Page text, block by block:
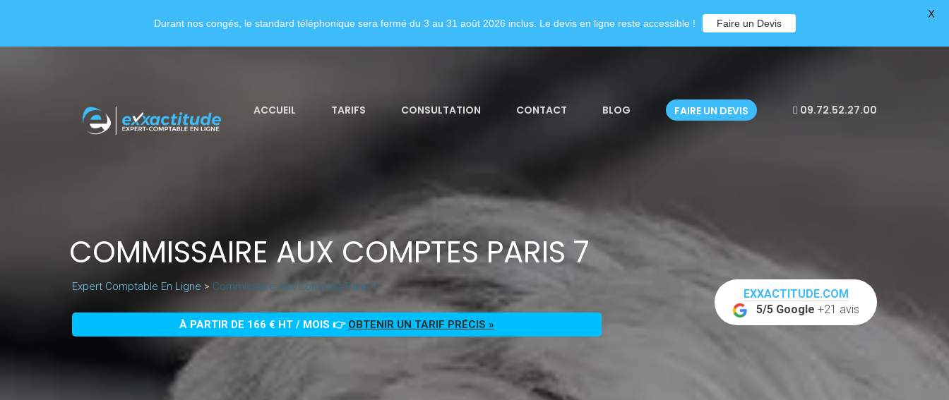
ACCUEIL TARIFS CONSULTATION CONTACT BLOG FAIRE UN DEVIS 09.72.52.27.00
COMMISSAIRE AUX COMPTES PARIS 7
Expert Comptable En Ligne > Commissaire Aux Comptes Paris 7
À PARTIR DE 166 € HT / MOIS 👉 OBTENIR UN TARIF PRÉCIS »
EXXACTITUDE.COM
5/5 Google +21 avis
Durant nos congés, le standard téléphonique sera fermé du 3 au 31 août 2026 inclus. Le devis en ligne reste accessible ! Faire un Devis
X